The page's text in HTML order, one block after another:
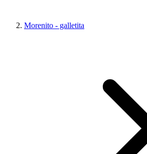
Morenito - galletita